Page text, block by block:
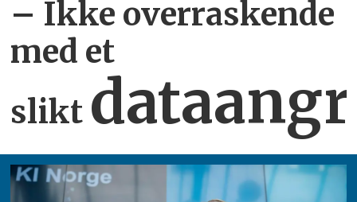
– Ikke overraskende
med et
slikt